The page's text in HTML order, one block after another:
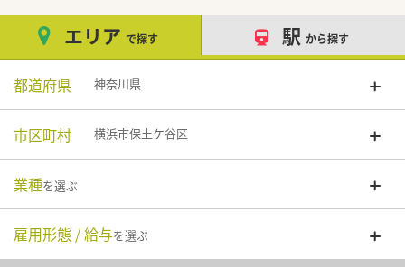
エリア で探す 駅 から探す
都道府県 神奈川県
市区町村 横浜市保土ケ谷区
業種を選ぶ
雇用形態 / 給与を選ぶ